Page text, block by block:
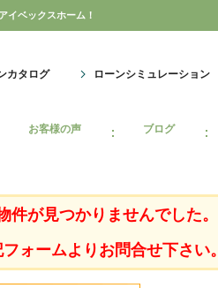
イベックスホーム！
カタログ ローンシミュレーション
お客様の声 ブログ
件が見つかりませんでした。
ォームよりお問合せ下さい。